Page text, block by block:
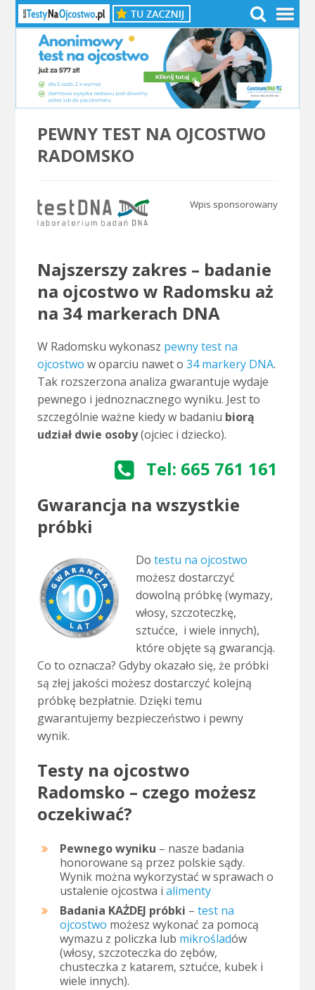
PEWNY TEST NA OJCOSTWO
RADOMSKO
Wpis sponsorowany
Najszerszy zakres – badanie
na ojcostwo w Radomsku aż
na 34 markerach DNA
W Radomsku wykonasz pewny test na
ojcostwo w oparciu nawet o 34 markery DNA.
Tak rozszerzona analiza gwarantuje wydaje
pewnego i jednoznacznego wyniku. Jest to
szczególnie ważne kiedy w badaniu biorą
udział dwie osoby(ojciec i dziecko).
Tel: 665 761 161
Gwarancja na wszystkie
próbki
Do testu na ojcostwo
możesz dostarczyć
dowolną próbkę (wymazy,
włosy, szczoteczkę,
sztućce, i wiele innych),
które objęte są gwarancją.
Co to oznacza? Gdyby okazało się, że próbki
są złej jakości możesz dostarczyć kolejną
próbkę bezpłatnie. Dzięki temu
gwarantujemy bezpieczeństwo i pewny
wynik.
Testy na ojcostwo
Radomsko – czego możesz
oczekiwać?
Pewnego wyniku – nasze badania
honorowane są przez polskie sądy.
Wynik można wykorzystać w sprawach o
ustalenie ojcostwa i alimenty
Badania KAŻDEJ próbki – test na
ojcostwo możesz wykonać za pomocą
wymazu z policzka lub mikrośladów
(włosy, szczoteczka do zębów,
chusteczka z katarem, sztućce, kubek i
wiele innych).